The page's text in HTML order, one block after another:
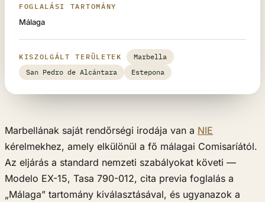
FOGLALÁSI TARTOMÁNY
Málaga
KISZOLGÁLT TERÜLETEK
Marbella
San Pedro de Alcántara
Estepona
Marbellának saját rendőrségi irodája van a NIE
kérelmekhez, amely elkülönül a fő málagai Comisaríától.
Az eljárás a standard nemzeti szabályokat követi —
Modelo EX-15, Tasa 790-012, cita previa foglalás a
„Málaga” tartomány kiválasztásával, és ugyanazok a